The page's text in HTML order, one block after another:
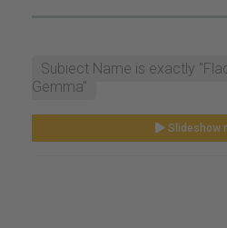
Subject Name is exactly
Gemma"
Slideshow